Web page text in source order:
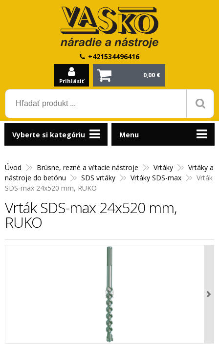
+421534496416
Prihlásiť
0,00 €
Úvod Brúsne, rezné a vŕtacie nástroje Vrtáky
Vrtáky a
nástroje do betónu
SDS vrtáky Vrtáky SDS-max
Vrták
SDS-max 24x520 mm, RUKO
Vrták SDS-max 24x520 mm,
RUKO
Vyberte si kategóriu Menu